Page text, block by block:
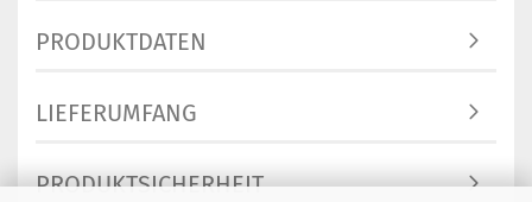
PRODUKTDATEN
LIEFERUMFANG
PRODUKTSICHERHEIT